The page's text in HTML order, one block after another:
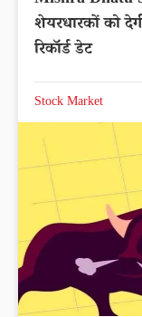
शेयरधारकों को
रिकॉर्ड डेट
Stock Market